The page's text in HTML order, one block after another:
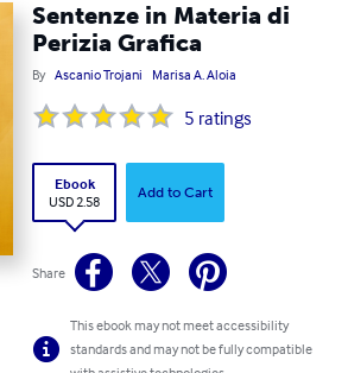
Sentenze in Materia di
Perizia Grafica
By Ascanio Trojani Marisa A. Aloia
5 ratings
Ebook
USD 2.58
Add to Cart
Share
This ebook may not meet accessibility
standards and may not be fully compatible